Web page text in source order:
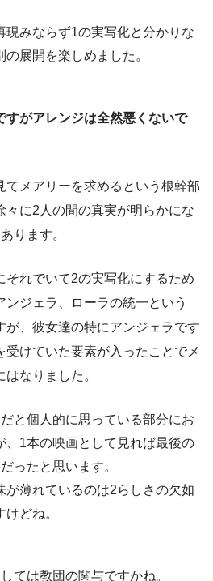
みならず1の実写化と分かりな
展開を楽しめました。
すがアレンジは全然悪くないで
メアリーを求めるという根幹部
々に2人の間の真実が明らかにな
ります。
れでいて2の実写化にするため
ンジェラ、ローラの統一という
が、彼女達の特にアンジェラです
けていた要素が入ったことでメ
なりました。
と個人的に思っている部分にお
、1本の映画として見れば最後の
ったと思います。
薄れているのは2らしさの欠如
どね。
ては教団の関与ですかね。